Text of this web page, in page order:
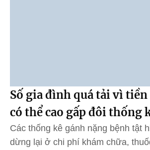
Số gia đình quá tải vì tiền
có thể cao gấp đôi thống
Các thống kê gánh nặng bệnh tật
dừng lại ở chi phí khám chữa,